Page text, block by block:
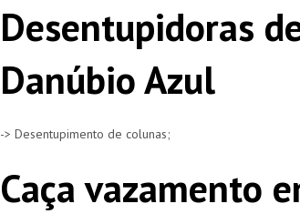
Desentupidoras
Danúbio Azul
-> Desentupimento de colunas;
Caça vazamento